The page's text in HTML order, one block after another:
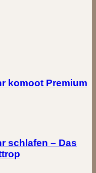
komoot Premium
schlafen – Das